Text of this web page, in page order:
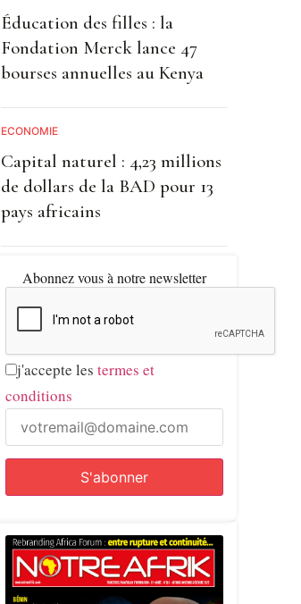
Éducation des filles : la
Fondation Merck lance 47
bourses annuelles au Kenya
ECONOMIE
Capital naturel : 4,23 millions
de dollars de la BAD pour 13
pays africains
Abonnez vous à notre newsletter
j'accepte les termes et
conditions